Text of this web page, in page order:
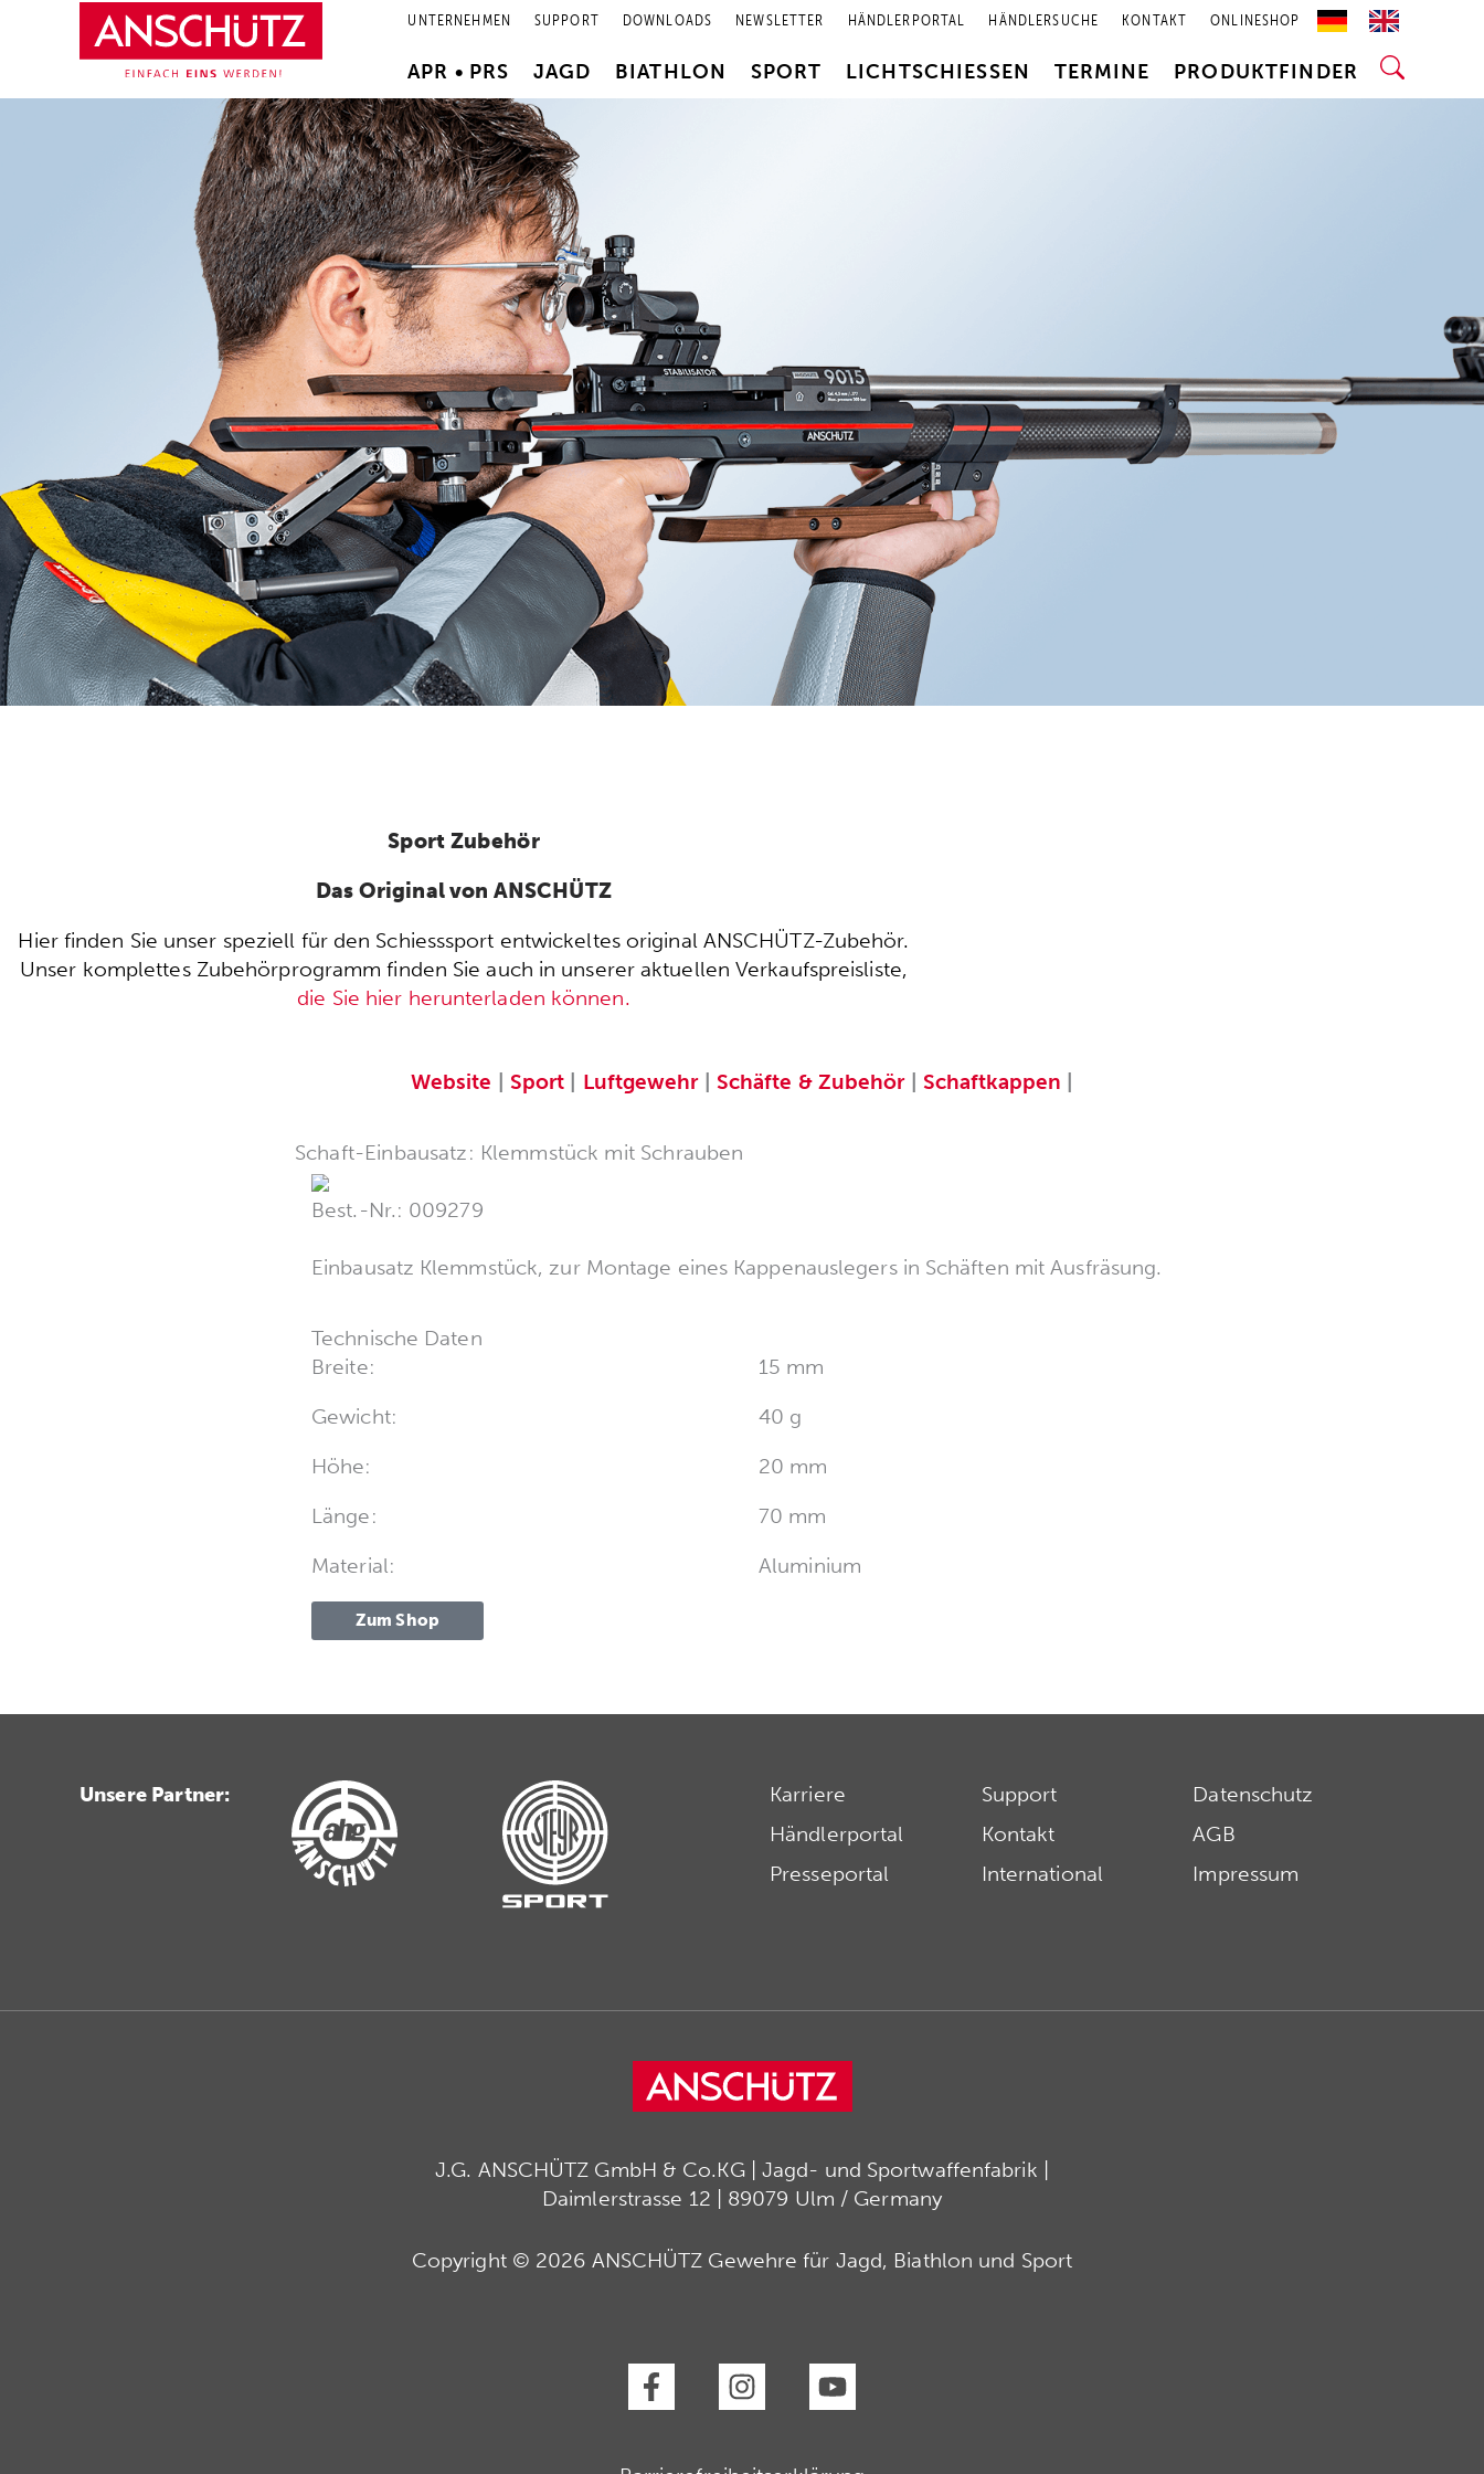
UNTERNEHMEN SUPPORT DOWNLOADS NEWSLETTER HÄNDLERPORTAL HÄNDLERSUCHE KONTAKT ONLINESHOP
APR • PRS JAGD BIATHLON SPORT LICHTSCHIESSEN TERMINE PRODUKTFINDER
Sport Zubehör
Das Original von ANSCHÜTZ
Hier finden Sie unser speziell für den Schiesssport entwickeltes original ANSCHÜTZ-Zubehör.
Unser komplettes Zubehörprogramm finden Sie auch in unserer aktuellen Verkaufspreisliste,
die Sie hier herunterladen können.
Website Sport Luftgewehr| Schäfte & Zubehör| Schaftkappen
Schaft-Einbausatz: Klemmstück mit Schrauben
Best.-Nr.: 009279
Einbausatz Klemmstück, zur Montage eines Kappenauslegers in Schäften mit Ausfräsung.
Technische Daten
Breite:
15 mm
Gewicht:
40 g
Höhe:
20 mm
Länge:
70 mm
Material:
Aluminium
Zum Shop
Unsere Partner:
Karriere
Händlerportal
Presseportal
Support
Kontakt
International
Datenschutz
AGB
Impressum
J.G. ANSCHÜTZ GmbH & Co.KG | Jagd- und Sportwaffenfabrik |
Daimlerstrasse 12 | 89079 Ulm / Germany
Copyright © 2026 ANSCHÜTZ Gewehre für Jagd, Biathlon und Sport